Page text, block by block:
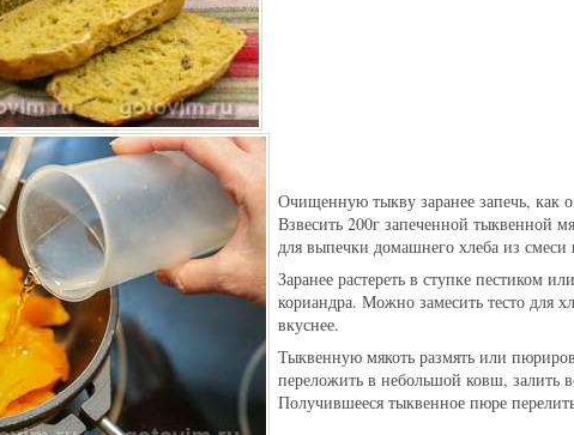
Очищенную тыкву заранее запечь, как
Взвесить 200г запеченной тыквенной
для выпечки домашнего хлеба из
Заранее растереть в ступке пестиком
кориандра. Можно замесить тесто для
вкуснее.
Тыквенную мякоть размять или
переложить в небольшой ковш, залить
Получившееся тыквенное пюре